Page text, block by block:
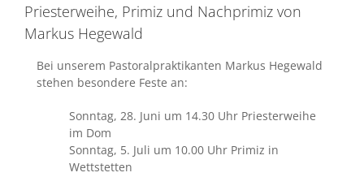
Priesterweihe, Primiz und Nachprimiz von
Markus Hegewald
Bei unserem Pastoralpraktikanten Markus Hegewald
stehen besondere Feste an:
Sonntag, 28. Juni um 14.30 Uhr Priesterweihe
im Dom
Sonntag, 5. Juli um 10.00 Uhr Primiz in
Wettstetten